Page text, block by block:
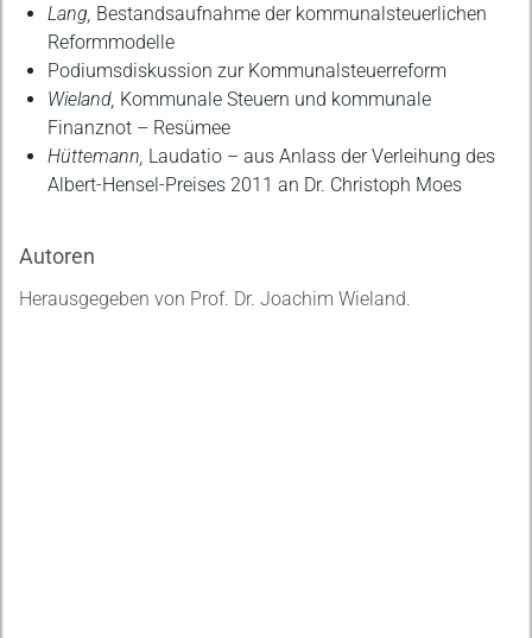
Lang, Bestandsaufnahme der kommunalsteuerlichen
Reformmodelle
Podiumsdiskussion zur Kommunalsteuerreform
Wieland, Kommunale Steuern und kommunale
Finanznot – Resümee
Hüttemann, Laudatio – aus Anlass der Verleihung des
Albert-Hensel-Preises 2011 an Dr. Christoph Moes
Autoren
Herausgegeben von Prof. Dr. Joachim Wieland.